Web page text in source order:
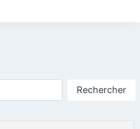
Rechercher